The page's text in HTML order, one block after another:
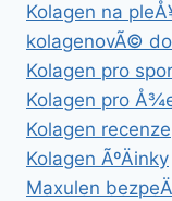
Kolagen na
kolagenovÃ©
Kolagen pro
Kolagen pro
Kolagen recenze
Kolagen ÃºÄinky
Maxulen